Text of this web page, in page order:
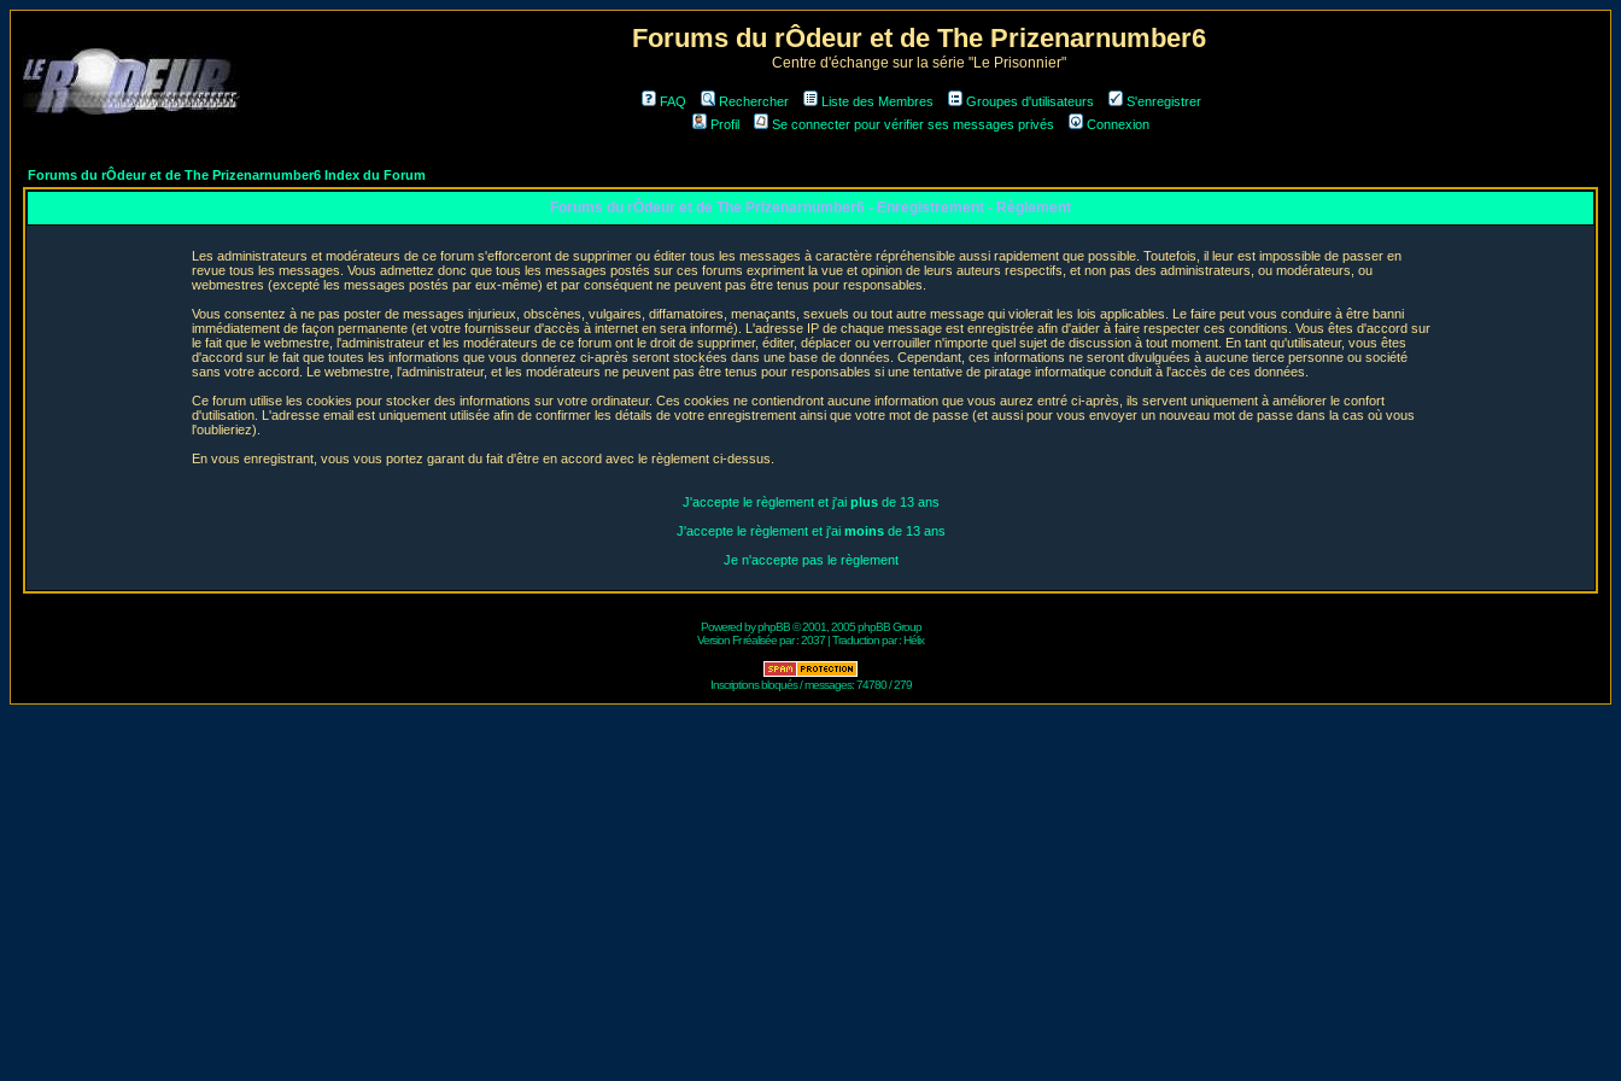
Forums du rÔdeur et de The Prizenarnumber6
Centre d'échange sur la série "Le Prisonnier"
FAQ Rechercher Liste des Membres Groupes d'utilisateurs
S'enregistrer
Profil
Se connecter pour vérifier ses messages privés Connexion
Forums du rÔdeur et de The Prizenarnumber6 Index du Forum
Forums du rÔdeur et de The Prizenarnumber6 - Enregistrement - Règlement
Les administrateurs et modérateurs de ce forum s'efforceront de supprimer ou éditer tous les messages à caractère répréhensible aussi rapidement que possible. Toutefois, il leur est impossible de passer en
revue tous les messages. Vous admettez donc que tous les messages postés sur ces forums expriment la vue et opinion de leurs auteurs respectifs, et non pas des administrateurs, ou modérateurs, ou
webmestres (excepté les messages postés par eux-même) et par conséquent ne peuvent pas être tenus pour responsables.
Vous consentez à ne pas poster de messages injurieux, obscènes, vulgaires, diffamatoires, menaçants, sexuels ou tout autre message qui violerait les lois applicables. Le faire peut vous conduire à être banni
immédiatement de façon permanente (et votre fournisseur d'accès à internet en sera informé). L'adresse IP de chaque message est enregistrée afin d'aider à faire respecter ces conditions. Vous êtes d'accord sur
le fait que le webmestre, l'administrateur et les modérateurs de ce forum ont le droit de supprimer, éditer, déplacer ou verrouiller n'importe quel sujet de discussion à tout moment. En tant qu'utilisateur, vous êtes
d'accord sur le fait que toutes les informations que vous donnerez ci-après seront stockées dans une base de données. Cependant, ces informations ne seront divulguées à aucune tierce personne ou société
sans votre accord. Le webmestre, l'administrateur, et les modérateurs ne peuvent pas être tenus pour responsables si une tentative de piratage informatique conduit à l'accès de ces données.
Ce forum utilise les cookies pour stocker des informations sur votre ordinateur. Ces cookies ne contiendront aucune information que vous aurez entré ci-après, ils servent uniquement à améliorer le confort
d'utilisation. L'adresse email est uniquement utilisée afin de confirmer les détails de votre enregistrement ainsi que votre mot de passe (et aussi pour vous envoyer un nouveau mot de passe dans la cas où vous
l'oublieriez).
En vous enregistrant, vous vous portez garant du fait d'être en accord avec le règlement ci-dessus.
J'accepte le règlement et j'ai plusde 13 ans
J'accepte le règlement et j'ai moinsde 13 ans
Je n'accepte pas le règlement
Powered byphpBB© 2001, 2005 phpBB Group
Version Fr réalisée par :2037 | Traduction par :Hélix
Inscriptions bloqués / messages: 74780 / 279